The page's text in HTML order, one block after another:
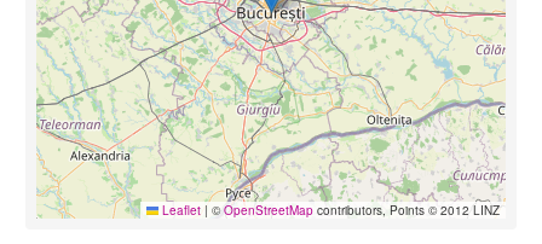
Leaflet | ©OpenStreetMap contributors, Points © 2012 LINZ